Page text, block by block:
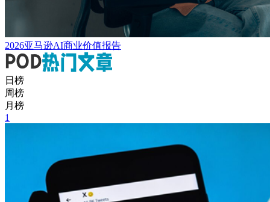
2026亚马逊AI商业价值报告
日榜
周榜
月榜
1